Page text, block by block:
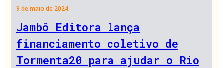
9 de maio de 2024
Jambô Editora lança
financiamento coletivo de
Tormenta20 para ajudar o Rio